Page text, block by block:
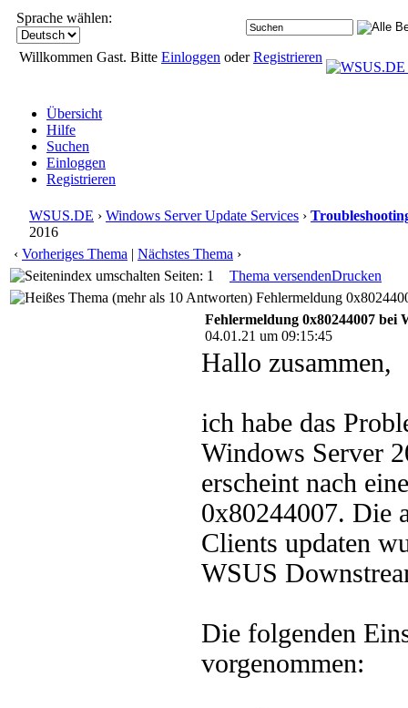
Sprache wählen:
Willkommen Gast. Bitte Einloggen oderRegistrieren
Übersicht
Hilfe
Suchen
Einloggen
Registrieren
WSUS.DE › Windows Server Update Services ›
2016
‹ Vorheriges Thema | Nächstes Thema ›
Seiten: 1
Thema versendenDrucken
Fehlermeldung
Fehlermeldung 0x80244007 bei
04.01.21 um 09:15:45
Hallo zusammen,
ich habe das
Windows Server
erscheint nach
0x80244007. Die
Clients updaten
WSUS
Die folgenden
vorgenommen: